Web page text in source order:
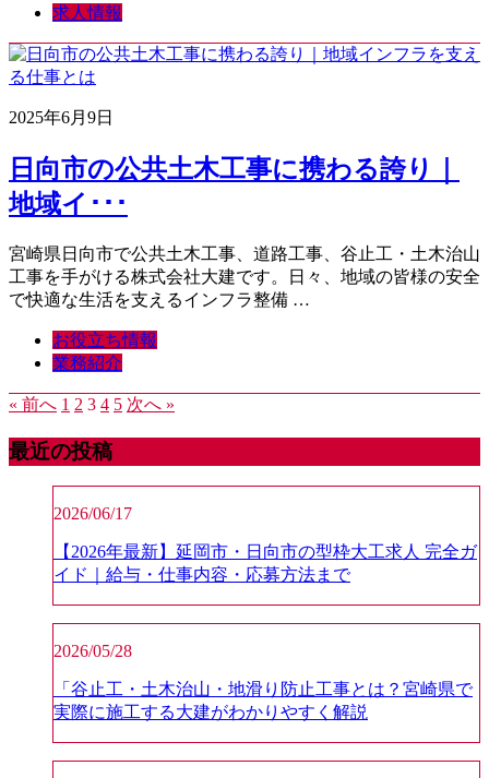
求人情報
2025年6月9日
日向市の公共土木工事に携わる誇り｜
地域イ･･･
宮崎県日向市で公共土木工事、道路工事、谷止工・土木治山
工事を手がける株式会社大建です。日々、地域の皆様の安全
で快適な生活を支えるインフラ整備 …
お役立ち情報
業務紹介
« 前へ 1 2 3 4 5 次へ »
最近の投稿
2026/06/17
【2026年最新】延岡市・日向市の型枠大工求人 完全ガ
イド｜給与・仕事内容・応募方法まで
2026/05/28
「谷止工・土木治山・地滑り防止工事とは？宮崎県で
実際に施工する大建がわかりやすく解説